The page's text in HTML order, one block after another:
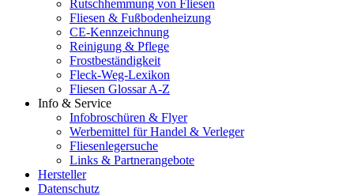
Rutschhemmung von Fliesen
Fliesen & Fußbodenheizung
CE-Kennzeichnung
Reinigung & Pflege
Frostbeständigkeit
Fleck-Weg-Lexikon
Fliesen Glossar A-Z
Info & Service
Infobroschüren & Flyer
Werbemittel für Handel & Verleger
Fliesenlegersuche
Links & Partnerangebote
Hersteller
Datenschutz